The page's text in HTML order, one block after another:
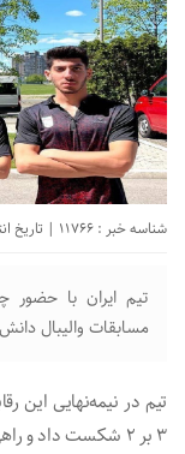
شناسه خبر : 11766 | تاریخ انتشار : 09 اردیبهشت 1403 - 11:26 |
تیم ایران با حضور
مسابقات والیبال
تیم در نیمه‌نهایی این
۳ بر ۲ شکست داد و راهی فینال شد.